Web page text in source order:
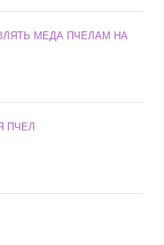
МЕДА ПЧЕЛАМ НА
ПЧЕЛ